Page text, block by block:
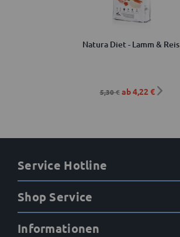
Natura Diet - Lamm & Reis
5,30 € ab 4,22 €
Service Hotline
Shop Service
Informationen